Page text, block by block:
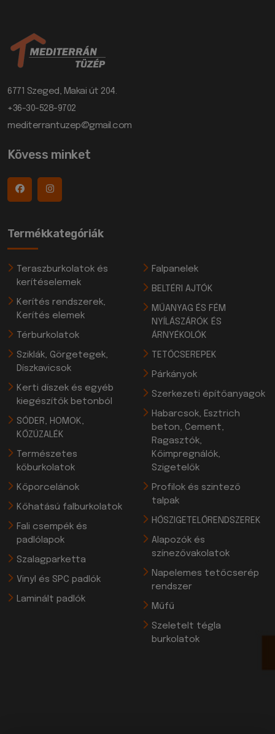
6771 Szeged, Makai út 204.
+36-30-528-9702
mediterrantuzep@gmail.com
Kövess minket
Termékkategóriák
Teraszburkolatok és
kerítéselemek
Kerítés rendszerek,
Kerítés elemek
Térburkolatok
Sziklák, Görgetegek,
Díszkavicsok
Kerti díszek és egyéb
kiegészítők betonból
SÓDER, HOMOK,
KŐZÚZALÉK
Természetes
kőburkolatok
Kőporcelánok
Kőhatású falburkolatok
Fali csempék és
padlólapok
Szalagparketta
Vinyl és SPC padlók
Laminált padlók
Falpanelek
BELTÉRI AJTÓK
MŰANYAG ÉS FÉM
NYÍLÁSZÁRÓK ÉS
ÁRNYÉKOLÓK
TETŐCSEREPEK
Párkányok
Szerkezeti építőanyagok
Habarcsok, Esztrich
beton, Cement,
Ragasztók,
Kőimpregnálók,
Szigetelők
Profilok és szintező
talpak
HŐSZIGETELŐRENDSZEREK
Alapozók és
színezővakolatok
Napelemes tetőcserép
rendszer
Műfű
Szeletelt tégla
burkolatok